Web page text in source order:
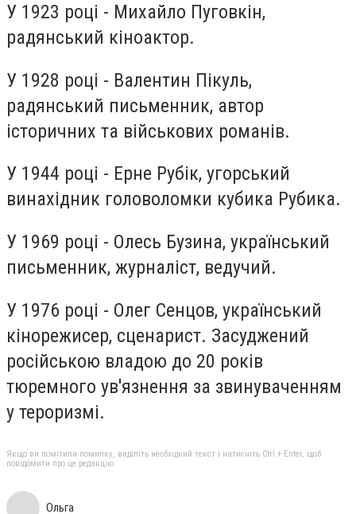
У 1923 році - Михайло Пуговкін,
радянський кіноактор.
У 1928 році - Валентин Пікуль,
радянський письменник, автор
історичних та військових романів.
У 1944 році - Ерне Рубік, угорський
винахідник головоломки кубика Рубика.
У 1969 році - Олесь Бузина, український
письменник, журналіст, ведучий.
У 1976 році - Олег Сенцов, український
кінорежисер, сценарист. Засуджений
російською владою до 20 років
тюремного ув'язнення за звинуваченням
у тероризмі.
Якщо ви помітили помилку, виділіть необхідний текст і натисніть Ctrl + Enter, щоб
повідомити про це редакцію
Ольга